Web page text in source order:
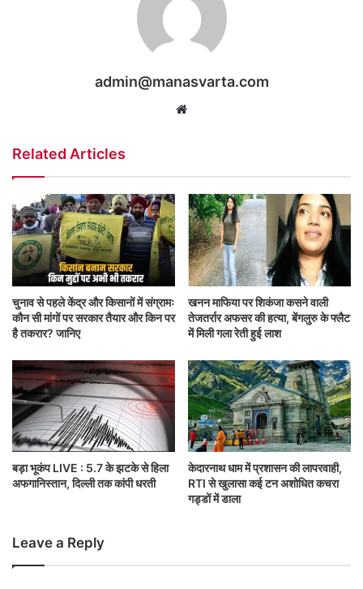
admin@manasvarta.com
Website
Related Articles
चुनाव से पहले केंद्र और किसानों में संग्रामः
कौन सी मांगों पर सरकार तैयार और किन पर
है तकरार? जानिए
खनन माफिया पर शिकंजा कसने वाली
तेजतर्रार अफसर की हत्या, बेंगलुरु के फ्लैट
में मिली गला रेती हुई लाश
बड़ा भूकंप LIVE : 5.7 के झटके से हिला
अफगानिस्तान, दिल्ली तक कांपी धरती
केदारनाथ धाम में प्रशासन की लापरवाही,
RTI से खुलासा कई टन अशोधित कचरा
गड्डों में डाला
Leave a Reply